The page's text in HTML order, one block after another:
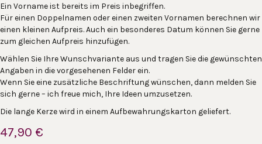
Ein Vorname ist bereits im Preis inbegriffen.
Für einen Doppelnamen oder einen zweiten Vornamen berechnen wir
einen kleinen Aufpreis. Auch ein besonderes Datum können Sie gerne
zum gleichen Aufpreis hinzufügen.
Wählen Sie Ihre Wunschvariante aus und tragen Sie die gewünschten
Angaben in die vorgesehenen Felder ein.
Wenn Sie eine zusätzliche Beschriftung wünschen, dann melden Sie
sich gerne – ich freue mich, Ihre Ideen umzusetzen.
Die lange Kerze wird in einem Aufbewahrungskarton geliefert.
47,90 €